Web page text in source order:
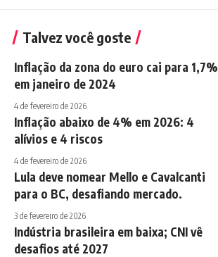
Talvez você goste
Inflação da zona do euro cai para 1,7%
em janeiro de 2024
4 de fevereiro de 2026
Inflação abaixo de 4% em 2026: 4
alívios e 4 riscos
4 de fevereiro de 2026
Lula deve nomear Mello e Cavalcanti
para o BC, desafiando mercado.
3 de fevereiro de 2026
Indústria brasileira em baixa; CNI vê
desafios até 2027